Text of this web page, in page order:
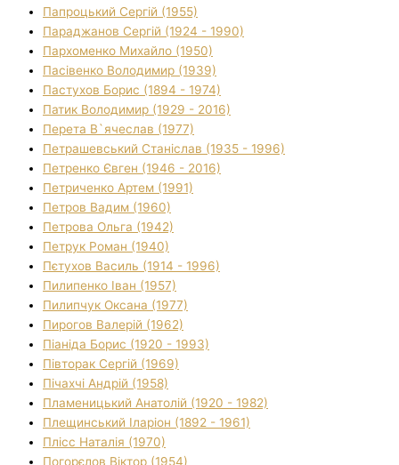
Папроцький Сергій (1955)
Параджанов Сергій (1924 - 1990)
Пархоменко Михайло (1950)
Пасівенко Володимир (1939)
Пастухов Борис (1894 - 1974)
Патик Володимир (1929 - 2016)
Перета В`ячеслав (1977)
Петрашевський Станіслав (1935 - 1996)
Петренко Євген (1946 - 2016)
Петриченко Артем (1991)
Петров Вадим (1960)
Петрова Ольга (1942)
Петрук Роман (1940)
Пєтухов Василь (1914 - 1996)
Пилипенко Іван (1957)
Пилипчук Оксана (1977)
Пирогов Валерій (1962)
Піаніда Борис (1920 - 1993)
Півторак Сергій (1969)
Пічахчі Андрій (1958)
Пламеницький Анатолій (1920 - 1982)
Плещинський Іларіон (1892 - 1961)
Плісс Наталія (1970)
Погорєлов Віктор (1954)